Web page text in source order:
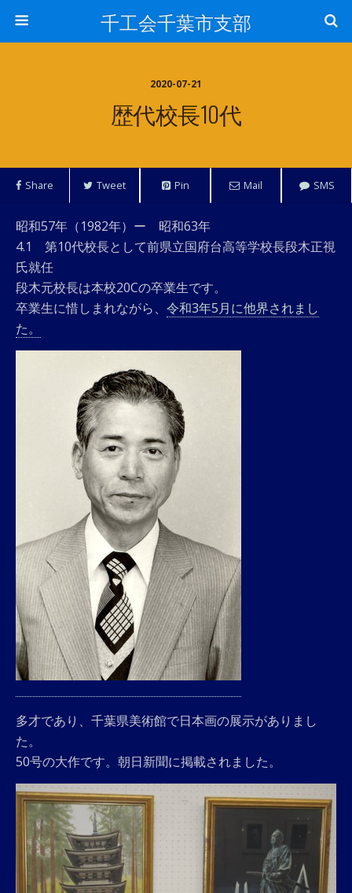
千工会千葉市支部
2020-07-21
歴代校長10代
Share Tweet Pin Mail SMS
昭和57年（1982年）ー 昭和63年
4.1 第10代校長として前県立国府台高等学校長段木正視
氏就任
段木元校長は本校20Cの卒業生です。
卒業生に惜しまれながら、 令和3年5月に他界されまし
た。
多才であり、千葉県美術館で日本画の展示がありまし
た。
50号の大作です。朝日新聞に掲載されました。